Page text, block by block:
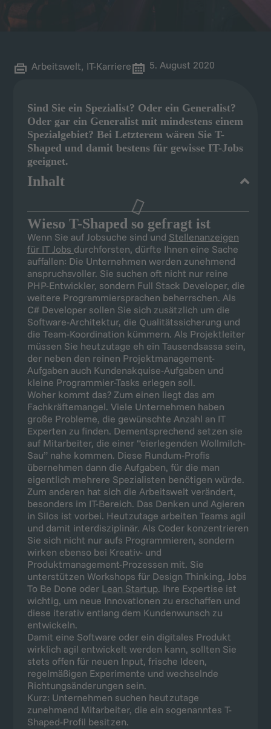
Arbeitswelt, IT-Karriere 5. August 2020
Sind Sie ein Spezialist? Oder ein Generalist?
Oder gar ein Generalist mit mindestens einem
Spezialgebiet? Bei Letzterem wären Sie T-
Shaped und damit bestens für gewisse IT-Jobs
geeignet.
Inhalt
Wieso T-Shaped so gefragt ist
Wenn Sie auf Jobsuche sind und Stellenanzeigen
für IT Jobs durchforsten, dürfte Ihnen eine Sache
auffallen: Die Unternehmen werden zunehmend
anspruchsvoller. Sie suchen oft nicht nur reine
PHP-Entwickler, sondern Full Stack Developer, die
weitere Programmiersprachen beherrschen. Als
C# Developer sollen Sie sich zusätzlich um die
Software-Architektur, die Qualitätssicherung und
die Team-Koordination kümmern. Als Projektleiter
müssen Sie heutzutage eh ein Tausendsassa sein,
der neben den reinen Projektmanagement-
Aufgaben auch Kundenakquise-Aufgaben und
kleine Programmier-Tasks erlegen soll.
Woher kommt das? Zum einen liegt das am
Fachkräftemangel. Viele Unternehmen haben
große Probleme, die gewünschte Anzahl an IT
Experten zu finden. Dementsprechend setzen sie
auf Mitarbeiter, die einer “eierlegenden Wollmilch-
Sau” nahe kommen. Diese Rundum-Profis
übernehmen dann die Aufgaben, für die man
eigentlich mehrere Spezialisten benötigen würde.
Zum anderen hat sich die Arbeitswelt verändert,
besonders im IT-Bereich. Das Denken und Agieren
in Silos ist vorbei. Heutzutage arbeiten Teams agil
und damit interdisziplinär. Als Coder konzentrieren
Sie sich nicht nur aufs Programmieren, sondern
wirken ebenso bei Kreativ- und
Produktmanagement-Prozessen mit. Sie
unterstützen Workshops für Design Thinking, Jobs
To Be Done oder Lean Startup. Ihre Expertise ist
wichtig, um neue Innovationen zu erschaffen und
diese iterativ entlang dem Kundenwunsch zu
entwickeln.
Damit eine Software oder ein digitales Produkt
wirklich agil entwickelt werden kann, sollten Sie
stets offen für neuen Input, frische Ideen,
regelmäßigen Experimente und wechselnde
Richtungsänderungen sein.
Kurz: Unternehmen suchen heutzutage
zunehmend Mitarbeiter, die ein sogenanntes T-
Shaped-Profil besitzen.